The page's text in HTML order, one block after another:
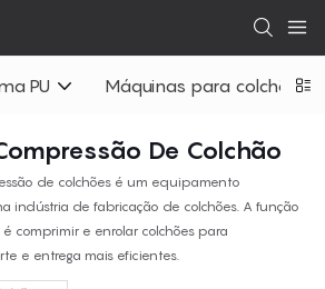
PU Máquinas para colchões
De Colchão
de colchões é um equipamento
indústria de fabricação de colchões. A função
comprimir e enrolar colchões para
e entrega mais eficientes.